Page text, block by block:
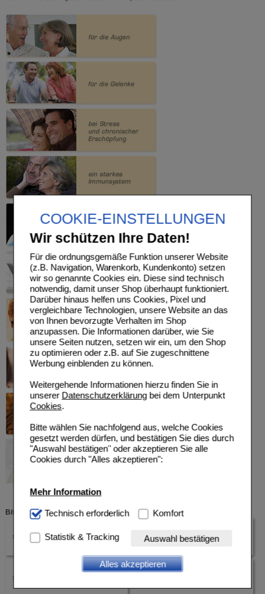
COOKIE-EINSTELLUNGEN
Wir schützen Ihre Daten!
Für die ordnungsgemäße Funktion unserer Website
(z.B. Navigation, Warenkorb, Kundenkonto) setzen
wir so genannte Cookies ein. Diese sind technisch
notwendig, damit unser Shop überhaupt funktioniert.
Darüber hinaus helfen uns Cookies, Pixel und
vergleichbare Technologien, unsere Website an das
von Ihnen bevorzugte Verhalten im Shop
anzupassen. Die Informationen darüber, wie Sie
unsere Seiten nutzen, setzen wir ein, um den Shop
zu optimieren oder z.B. auf Sie zugeschnittene
Werbung einblenden zu können.
Weitergehende Informationen hierzu finden Sie in
unserer Datenschutzerklärungbei dem Unterpunkt
Cookies.
Bitte wählen Sie nachfolgend aus, welche Cookies
gesetzt werden dürfen, und bestätigen Sie dies durch
"Auswahl bestätigen" oder akzeptieren Sie alle
Cookies durch "Alles akzeptieren":
Mehr Information
Technisch Notwendig:Hierbei handelt es sich um
Website notwendig sind (z.B. Navigation, Warenkorb,
Kundenkonto), weshalb auf diese nicht verzichtet
werden kann.
Einkaufserlebnis noch ansprechender zu gestalten,
Technisch erforderlich Komfort
Statistik & Tracking Auswahl bestätigen
Alles akzeptieren
Bitte klicken Sie auf eine der Unterkategorien.
Wechseljahre Gedächtnis